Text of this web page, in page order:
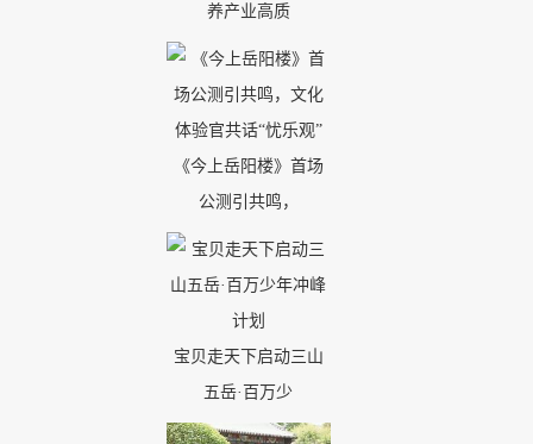
养产业高质
《今上岳阳楼》首场
公测引共鸣，
宝贝走天下启动三山
五岳·百万少